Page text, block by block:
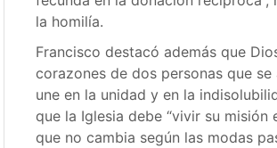
la homilía.
Francisco destacó además que
corazones de dos personas que se
une en la unidad y en la
que la Iglesia debe “vivir su misión
que no cambia según las modas